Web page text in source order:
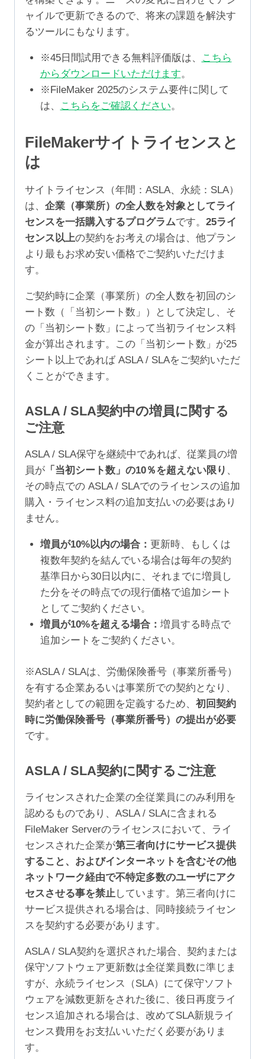
ャイルで更新できるので、将来の課題を解決す
るツールにもなります。
※45日間試用できる無料評価版は、
こちら
からダウンロードいただけます。
※FileMaker 2025のシステム要件に関して
は、
こちらをご確認ください。
FileMakerサイトライセンスと
は
サイトライセンス（年間：ASLA、永続：SLA）
は、 企業（事業所）の全人数を対象としてライ
センスを一括購入するプログラムです。 25ライ
センス以上の契約をお考えの場合は、他プラン
より最もお求め安い価格でご契約いただけま
す。
ご契約時に企業（事業所）の全人数を初回のシ
ート数（「当初シート数」）として決定し、そ
の「当初シート数」によって当初ライセンス料
金が算出されます。この「当初シート数」が25
シート以上であれば ASLA / SLAをご契約いただ
くことができます。
ASLA / SLA契約中の増員に関する
ご注意
ASLA / SLA保守を継続中であれば、従業員の増
員が 「当初シート数」の10％を超えない限り 、
その時点での ASLA / SLAでのライセンスの追加
購入・ライセンス料の追加支払いの必要はあり
ません。
増員が10%以内の場合： 更新時、もしくは
複数年契約を結んでいる場合は毎年の契約
基準日から30日以内に、それまでに増員し
た分をその時点での現行価格で追加シート
としてご契約ください。
増員が10%を超える場合： 増員する時点で
追加シートをご契約ください。
※ASLA / SLAは、労働保険番号（事業所番号）
を有する企業あるいは事業所での契約となり、
契約者としての範囲を定義するため、 初回契約
時に労働保険番号（事業所番号）の提出が必要
です。
ASLA / SLA契約に関するご注意
ライセンスされた企業の全従業員にのみ利用を
認めるものであり、ASLA / SLAに含まれる
FileMaker Serverのライセンスにおいて、ライ
センスされた企業が第三者向けにサービス提供
すること、およびインターネットを含むその他
ネットワーク経由で不特定多数のユーザにアク
セスさせる事を禁止 しています。第三者向けに
サービス提供される場合は、同時接続ライセン
スを契約する必要があります。
ASLA / SLA契約を選択された場合、契約または
保守ソフトウェア更新数は全従業員数に準じま
すが、永続ライセンス（SLA）にて保守ソフト
ウェアを減数更新をされた後に、後日再度ライ
センス追加される場合は、改めてSLA新規ライ
センス費用をお支払いいただく必要がありま
す。